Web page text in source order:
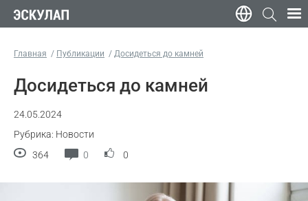
Главная Публикации Досидеться до камней
Досидеться до камней
24.05.2024
Рубрика: Новости
364
0 0